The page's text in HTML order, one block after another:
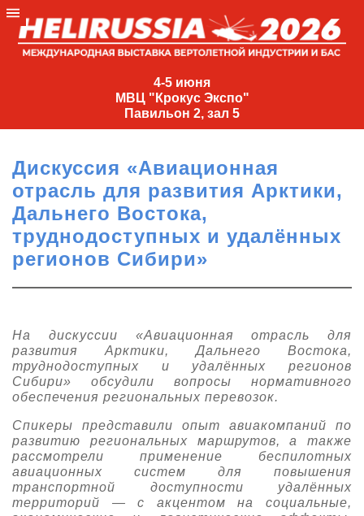
4-5 июня
МВЦ "Крокус Экспо"
Павильон 2, зал 5
4-
МВЦ
Экспо"
Павильон
2,
зал
5
+7
33-81
О выставке
Крокус Экспо
Даты будущих выставок
Документы
Для участников
Заявка на участие
Для посетителей
Место проведения HeliRussia
Для СМИ
Дискуссия «Авиационная
отрасль для развития Арктики,
Дальнего Востока,
труднодоступных и удалённых
регионов Сибири»
На дискуссии «Авиационная отрасль для
развития Арктики, Дальнего Востока,
труднодоступных и удалённых регионов
Сибири» обсудили вопросы нормативного
обеспечения региональных перевозок.
Спикеры представили опыт авиакомпаний по
развитию региональных маршрутов, а также
рассмотрели применение беспилотных
авиационных систем для повышения
транспортной доступности удалённых
территорий — с акцентом на социальные,